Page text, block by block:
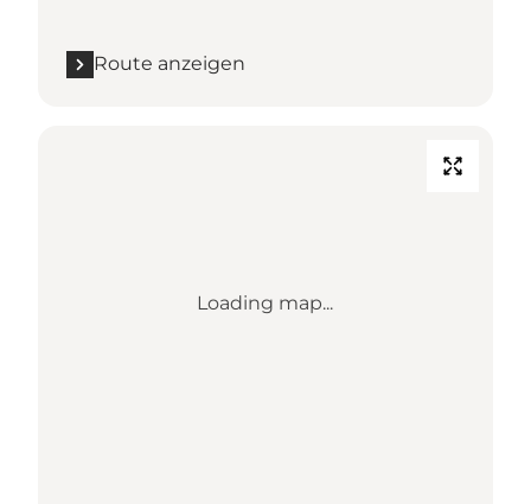
Route anzeigen
Loading map...